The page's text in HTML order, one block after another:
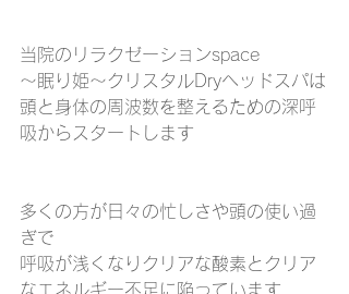
当院のリラクゼーションspace
～眠り姫～クリスタルDryヘッドスパは
頭と身体の周波数を整えるための深呼
吸からスタートします
多くの方が日々の忙しさや頭の使い過
ぎで
呼吸が浅くなりクリアな酸素とクリア
なエネルギー不足に陥っています